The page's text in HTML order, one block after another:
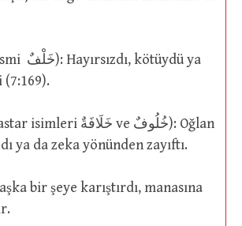
ya da zeka yönünden zayıftı.